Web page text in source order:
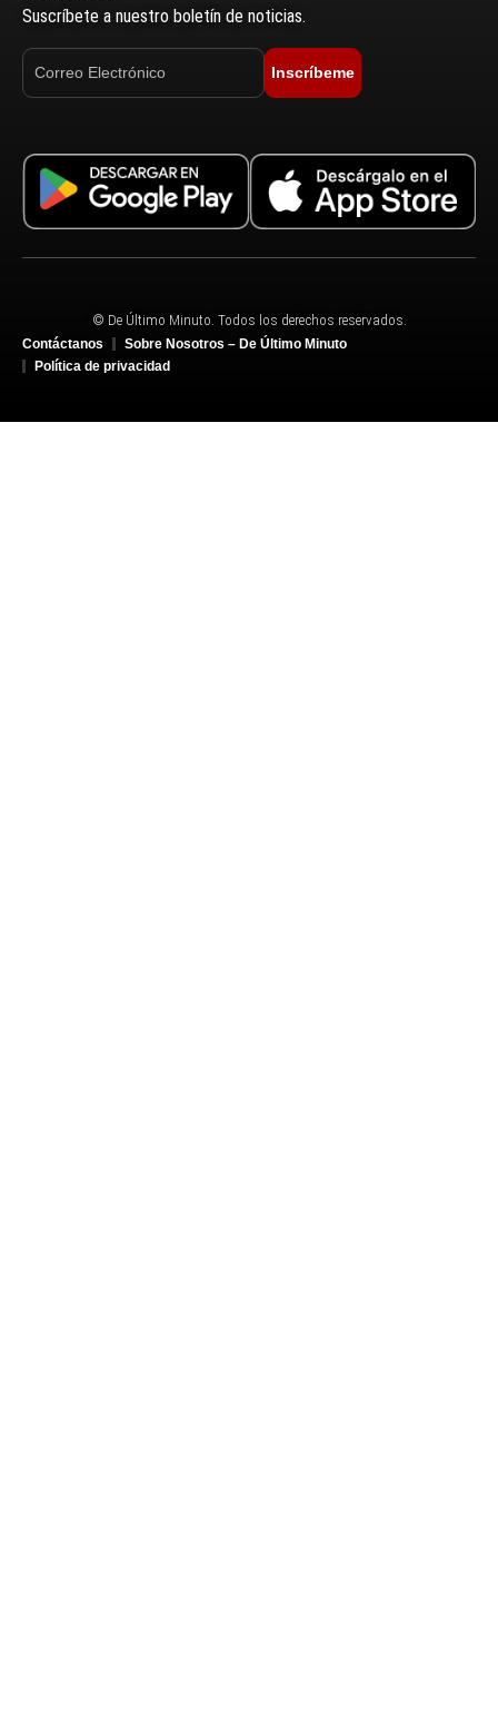
Suscríbete a nuestro boletín de noticias.
Inscríbeme
© De Último Minuto. Todos los derechos reservados.
Contáctanos
Sobre Nosotros – De Último Minuto
Política de privacidad